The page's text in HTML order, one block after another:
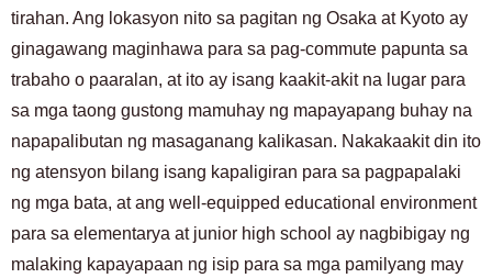
tirahan. Ang lokasyon nito sa pagitan ng Osaka at Kyoto ay
ginagawang maginhawa para sa pag-commute papunta sa
trabaho o paaralan, at ito ay isang kaakit-akit na lugar para
sa mga taong gustong mamuhay ng mapayapang buhay na
napapalibutan ng masaganang kalikasan. Nakakaakit din ito
ng atensyon bilang isang kapaligiran para sa pagpapalaki
ng mga bata, at ang well-equipped educational environment
para sa elementarya at junior high school ay nagbibigay ng
malaking kapayapaan ng isip para sa mga pamilyang may